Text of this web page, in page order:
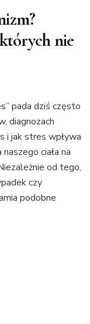
nie
pada dziś często
diagnozach
i jak stres wpływa
ciała na
od tego,
czy
podobne